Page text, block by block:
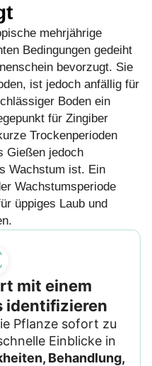
mehrjährige
Bedingungen gedeiht
bevorzugt. Sie
ist jedoch anfällig für
Boden ein
für Zingiber
Trockenperioden
Gießen jedoch
Wachstum ist. Ein
Wachstumsperiode
üppiges Laub und
mit einem
identifizieren
Pflanze sofort zu
Einblicke in
Behandlung,